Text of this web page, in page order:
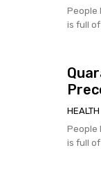
People
is full of
HEALTH
People
is full